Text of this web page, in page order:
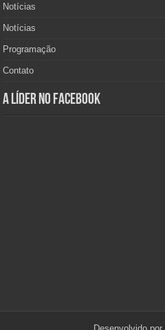
Notícias
Notícias
Programação
Contato
A Líder no Facebook